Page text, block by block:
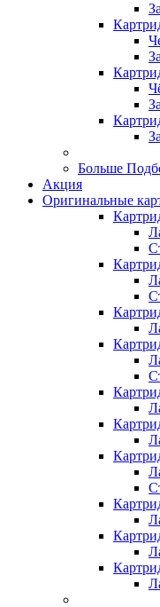
Больше
Акция
Оригинальные